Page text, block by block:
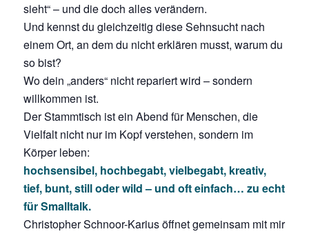
sieht“ – und die doch alles verändern.
Und kennst du gleichzeitig diese Sehnsucht nach
einem Ort, an dem du nicht erklären musst, warum du
so bist?
Wo dein „anders“ nicht repariert wird – sondern
willkommen ist.
Der Stammtisch ist ein Abend für Menschen, die
Vielfalt nicht nur im Kopf verstehen, sondern im
Körper leben:
hochsensibel, hochbegabt, vielbegabt, kreativ,
tief, bunt, still oder wild – und oft einfach… zu echt
für Smalltalk.
Christopher Schnoor-Karius öffnet gemeinsam mit mir